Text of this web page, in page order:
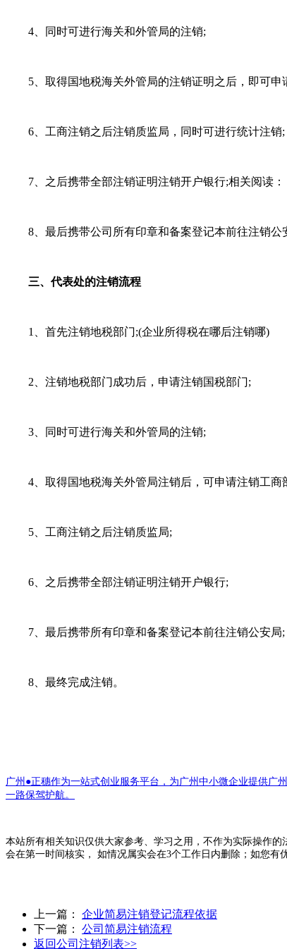
4、同时可进行海关和外管局的注销;
5、取得国地税海关外管局的注销证明之后，即可申
6、工商注销之后注销质监局，同时可进行统计注销;
7、之后携带全部注销证明注销开户银行;相关阅读：
8、最后携带公司所有印章和备案登记本前往注销公
三、代表处的注销流程
1、首先注销地税部门;(企业所得税在哪后注销哪)
2、注销地税部门成功后，申请注销国税部门;
3、同时可进行海关和外管局的注销;
4、取得国地税海关外管局注销后，可申请注销工商
5、工商注销之后注销质监局;
6、之后携带全部注销证明注销开户银行;
7、最后携带所有印章和备案登记本前往注销公安局;
8、最终完成注销。
广州●正穗作为一站式创业服务平台，为广州中小微企业提供广
一路保驾护航。
本站所有相关知识仅供大家参考、学习之用，不作为实际操作
会在第一时间核实， 如情况属实会在3个工作日内删除；如您有
上一篇： 企业简易注销登记流程依据
下一篇： 公司简易注销流程
返回公司注销列表>>